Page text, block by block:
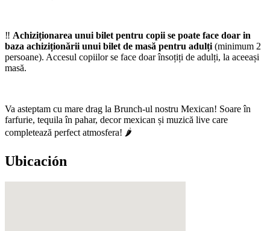
‼️ Achiziționarea unui bilet pentru copii se poate face doar in
baza achiziționării unui bilet de masă pentru adulți (minimum 2
persoane). Accesul copiilor se face doar însoțiți de adulți, la aceeași
masă.
Va asteptam cu mare drag la Brunch-ul nostru Mexican! Soare în
farfurie, tequila în pahar, decor mexican și muzică live care
completează perfect atmosfera! 🌶️
Ubicación